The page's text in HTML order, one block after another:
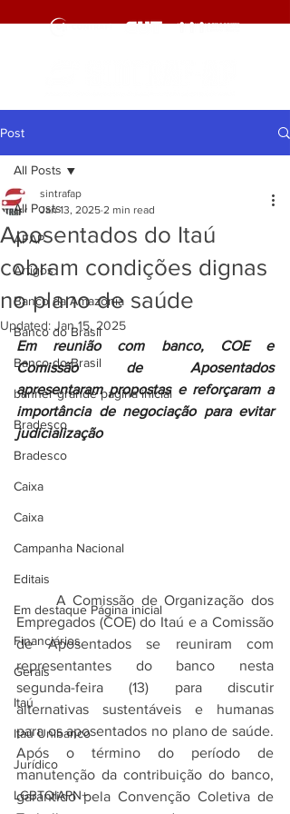
Post
All Posts
AFAP
Artigos
Banco da Amazônia
Banco do Brasil
Banco do Brasil
banner grande pagina inicial
Bradesco
Bradesco
Caixa
Caixa
Campanha Nacional
Editais
Em destaque Página inicial
Financiários
Gerais
Itaú
Itaú Unibanco
Jurídico
LGBTQIAPN+
All Posts
Aposentados do Itaú
cobram condições dignas
no plano de saúde
sintrafap
Jan 13, 2025 2 min read
Updated: Jan 15, 2025
Em reunião com banco, COE e
Comissão de Aposentados
apresentaram propostas e reforçaram a
importância de negociação para evitar
judicialização
Empregados (COE) do Itaú e a Comissão
de Aposentados se reuniram com
representantes do banco nesta
segunda-feira (13) para discutir
alternativas sustentáveis e humanas
para os aposentados no plano de saúde.
Após o término do período de
manutenção da contribuição do banco,
garantido pela Convenção Coletiva de